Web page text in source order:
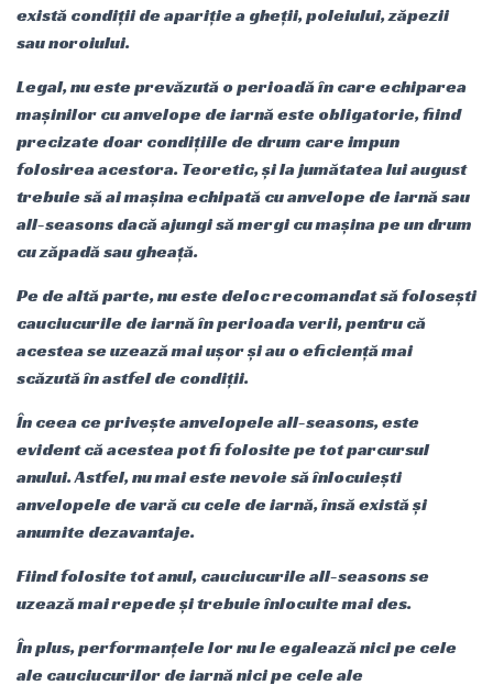
există condiții de apariție a gheții, poleiului, zăpezii
sau noroiului.
Legal, nu este prevăzută o perioadă în care echiparea
mașinilor cu anvelope de iarnă este obligatorie, fiind
precizate doar condițiile de drum care impun
folosirea acestora. Teoretic, și la jumătatea lui august
trebuie să ai mașina echipată cu anvelope de iarnă sau
all-seasons dacă ajungi să mergi cu mașina pe un drum
cu zăpadă sau gheață.
Pe de altă parte, nu este deloc recomandat să folosești
cauciucurile de iarnă în perioada verii, pentru că
acestea se uzează mai ușor și au o eficiență mai
scăzută în astfel de condiții.
În ceea ce privește anvelopele all-seasons, este
evident că acestea pot fi folosite pe tot parcursul
anului. Astfel, nu mai este nevoie să înlocuiești
anvelopele de vară cu cele de iarnă, însă există și
anumite dezavantaje.
Fiind folosite tot anul, cauciucurile all-seasons se
uzează mai repede și trebuie înlocuite mai des.
În plus, performanțele lor nu le egalează nici pe cele
ale cauciucurilor de iarnă nici pe cele ale